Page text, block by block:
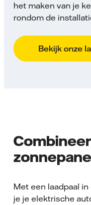
het maken van je
rondom de
Bekijk onze
Met een laadpaal
je je elektrische